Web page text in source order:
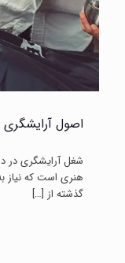
اصول آرایشگری
شغل آرایشگری در
هنری است که نیاز
گذشته از […]